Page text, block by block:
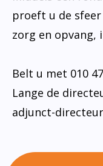
proeft u de
zorg en opvang,
Belt u met 010
Lange de
adjunct-